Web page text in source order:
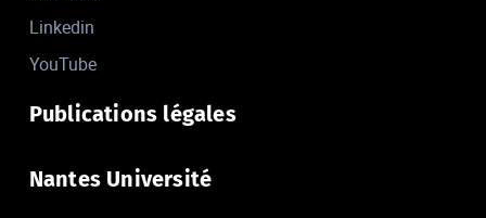
Linkedin
YouTube
Publications légales
Nantes Université